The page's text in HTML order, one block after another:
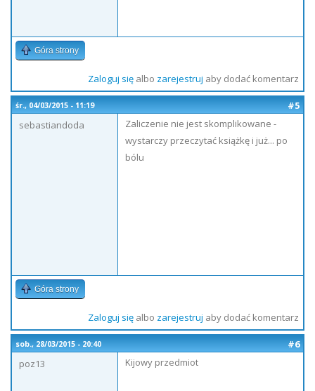
Góra strony
Zaloguj sięalbo zarejestruj aby dodać komentarz
śr., 04/03/2015 - 11:19
#5
sebastiandoda
Zaliczenie nie jest skomplikowane -
wystarczy przeczytać książkę i już... po
bólu
Góra strony
Zaloguj sięalbo zarejestruj aby dodać komentarz
sob., 28/03/2015 - 20:40
#6
poz13
Kijowy przedmiot